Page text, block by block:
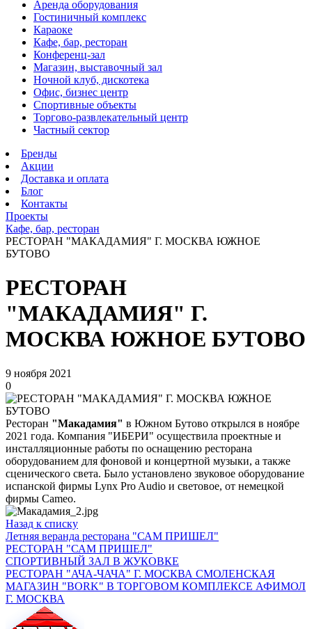
Аренда оборудования
Гостиничный комплекс
Караоке
Кафе, бар, ресторан
Конференц-зал
Магазин, выставочный зал
Ночной клуб, дискотека
Офис, бизнес центр
Спортивные объекты
Торгово-развлекательный центр
Частный сектор
Бренды
Акции
Доставка и оплата
Блог
Контакты
Проекты
Кафе, бар, ресторан
РЕСТОРАН "МАКАДАМИЯ" Г. МОСКВА ЮЖНОЕ
БУТОВО
РЕСТОРАН
"МАКАДАМИЯ" Г.
МОСКВА ЮЖНОЕ БУТОВО
9 ноября 2021
0
Ресторан "Макадамия" в Южном Бутово открылся в ноябре
2021 года. Компания "ИБЕРИ" осуществила проектные и
инсталляционные работы по оснащению ресторана
оборудованием для фоновой и концертной музыки, а также
сценического света. Было установлено звуковое оборудование
испанской фирмы Lynx Pro Audio и световое, от немецкой
фирмы Cameo.
Назад к списку
Летняя веранда ресторана "САМ ПРИШЕЛ"
РЕСТОРАН "САМ ПРИШЕЛ"
СПОРТИВНЫЙ ЗАЛ В ЖУКОВКЕ
РЕСТОРАН "АЧА-ЧАЧА" Г. МОСКВА СМОЛЕНСКАЯ
МАГАЗИН "BORK" В ТОРГОВОМ КОМПЛЕКСЕ АФИМОЛ
Г. МОСКВА